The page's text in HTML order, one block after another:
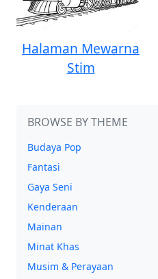
Halaman Mewarna
Stim
BROWSE BY THEME
Budaya Pop
Fantasi
Gaya Seni
Kenderaan
Mainan
Minat Khas
Musim & Perayaan